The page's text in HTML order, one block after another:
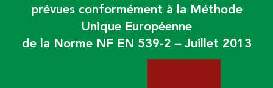
prévues conformément à la Méthode
Unique Européenne
de la Norme NF EN 539-2 – Juillet 2013